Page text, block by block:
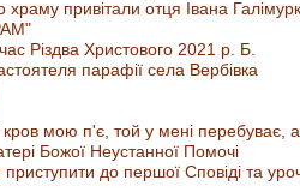
храму привітали отця Івана
Різдва Христового 2021 р. Б.
парафії села Вербівка
кров мою п'є, той у мені
Божої Неустанної Помочі
до першої Сповіді та